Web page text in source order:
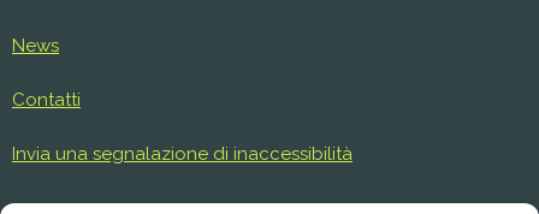
News
Contatti
Invia una segnalazione di inaccessibilità